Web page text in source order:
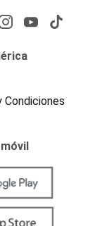
Condiciones